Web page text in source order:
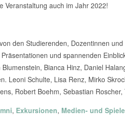
Veranstaltung auch im Jahr 2022!
den Studierenden, Dozentinnen
und spannenden
Bianca Hinz, Daniel
Leoni Schulte, Lisa Renz, Mirko
Robert Boehm, Sebastian
, Exkursionen, Medien- und